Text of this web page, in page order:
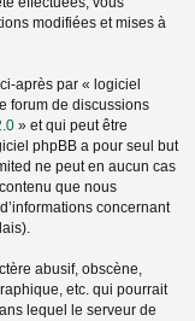
modifiées et mises à
après par « logiciel
forum de discussions
» et qui peut être
phpBB a pour seul but
ne peut en aucun cas
que nous
concernant
abusif, obscène,
etc. qui pourrait
lequel le serveur de